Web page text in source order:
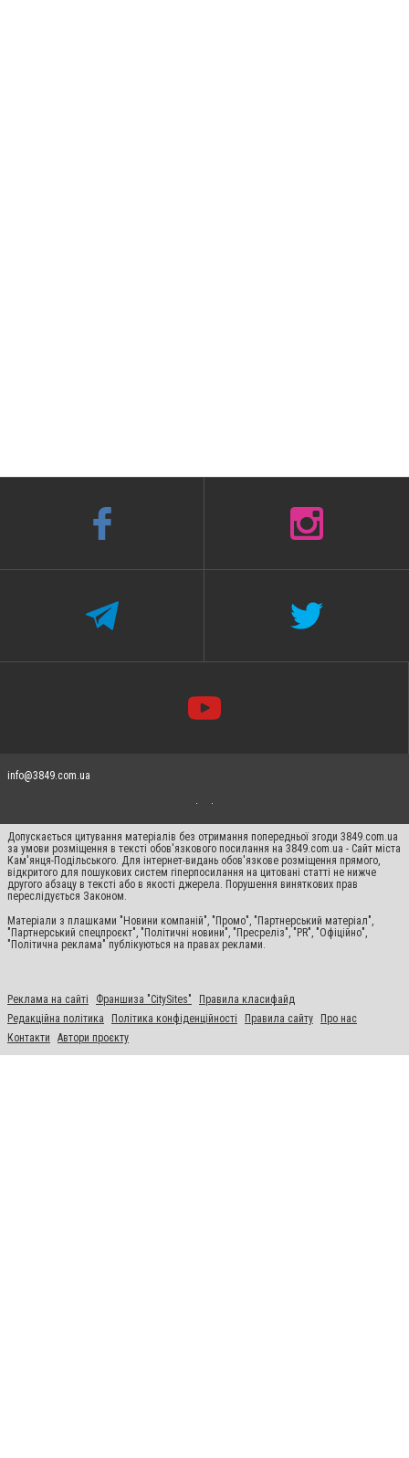
info@3849.com.ua
Допускається цитування матеріалів без отримання попередньої згоди 3849.com.ua
за умови розміщення в тексті обов'язкового посилання на 3849.com.ua - Сайт міста
Кам'янця-Подільського. Для інтернет-видань обов'язкове розміщення прямого,
відкритого для пошукових систем гіперпосилання на цитовані статті не нижче
другого абзацу в тексті або в якості джерела. Порушення виняткових прав
переслідується Законом.
Матеріали з плашками "Новини компаній", "Промо", "Партнерський матеріал",
"Партнерський спецпроєкт", "Політичні новини", "Пресреліз", "PR", "Офіційно",
"Політична реклама" публікуються на правах реклами.
Реклама на сайті Франшиза "CitySites"
Правила класифайд
Редакційна політика
Політика конфіденційності Правила сайту
Про нас
Контакти
Автори проєкту